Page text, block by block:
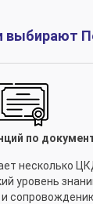
выбирают
по
несколько
уровень